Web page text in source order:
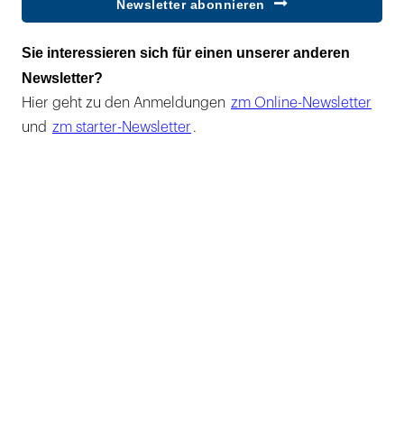
Newsletter abonnieren
Sie interessieren sich für einen unserer anderen
Newsletter?
Hier geht zu den Anmeldungen zm Online-Newsletter
und zm starter-Newsletter .